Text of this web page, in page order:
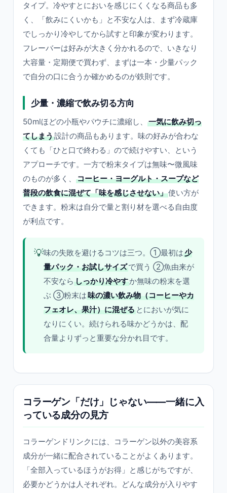
タイプ。冷やすとにおいを感じにくくなる商品も多
く、「飲みにくいかも」と不安な人は、まず冷蔵庫
でしっかり冷やしてから試すと印象が変わります。
フレーバーは好みが大きく分かれるので、いきなり
大容量・定期便で買わず、まずは一本・少量パック
で自分の口に合うか確かめるのが鉄則です。
少量・濃縮で飲み切る方向
50mlほどの小瓶やパウチに濃縮し、
一気に飲み切っ
てしまう設計の商品もあります。味の好みが合わな
くても「ひと口で終わる」ので続けやすい、という
アプローチです。一方で粉末タイプは無味〜微風味
のものが多く、
コーヒー・ヨーグルト・スープなど
普段の飲食に混ぜて「味を感じさせない」使い方が
できます。粉末は自分で量と割り材を選べる自由度
が利点です。
💡味の失敗を避けるコツは三つ。①最初は少
量パック・お試しサイズで買う ②魚由来が
不安なら しっかり冷やすか無味の粉末を選
ぶ ③粉末は味の濃い飲み物（コーヒーやカ
フェオレ、果汁）に混ぜる とにおいが気に
なりにくい。続けられる味かどうかは、配
合量よりずっと重要な分かれ目です。
コラーゲン「だけ」じゃない——一緒に入
っている成分の見方
コラーゲンドリンクには、コラーゲン以外の美容系
成分が一緒に配合されていることがよくあります。
「全部入っているほうがお得」と感じがちですが、
必要かどうかは人それぞれ。どんな成分が入りやす